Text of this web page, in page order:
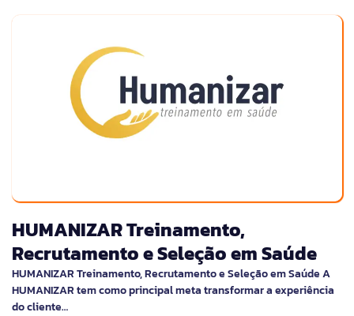
HUMANIZAR Treinamento,
Recrutamento e Seleção em Saúde
HUMANIZAR Treinamento, Recrutamento e Seleção em Saúde A
HUMANIZAR tem como principal meta transformar a experiência
do cliente…